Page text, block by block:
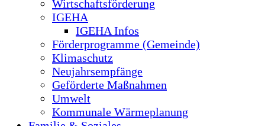
Wirtschaftsförderung
IGEHA
IGEHA Infos
Förderprogramme (Gemeinde)
Klimaschutz
Neujahrsempfänge
Geförderte Maßnahmen
Umwelt
Kommunale Wärmeplanung